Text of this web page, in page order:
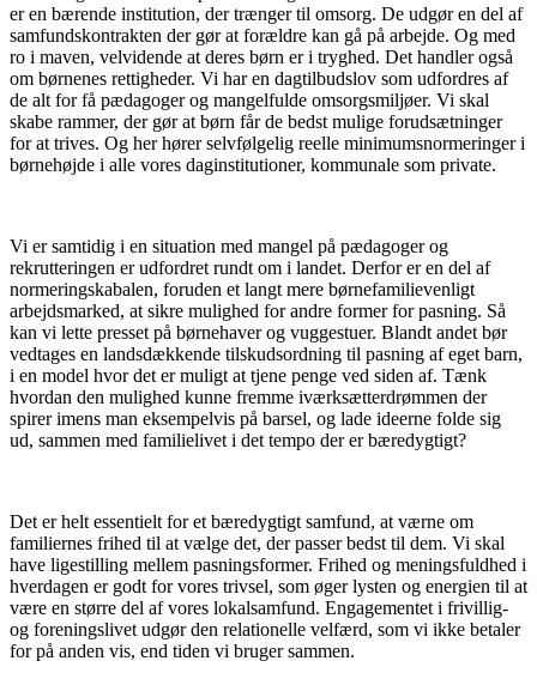
er en bærende institution, der trænger til omsorg. De udgør en del af
samfundskontrakten der gør at forældre kan gå på arbejde. Og med
ro i maven, velvidende at deres børn er i tryghed. Det handler også
om børnenes rettigheder. Vi har en dagtilbudslov som udfordres af
de alt for få pædagoger og mangelfulde omsorgsmiljøer. Vi skal
skabe rammer, der gør at børn får de bedst mulige forudsætninger
for at trives. Og her hører selvfølgelig reelle minimumsnormeringer i
børnehøjde i alle vores daginstitutioner, kommunale som private.
Vi er samtidig i en situation med mangel på pædagoger og
rekrutteringen er udfordret rundt om i landet. Derfor er en del af
normeringskabalen, foruden et langt mere børnefamilievenligt
arbejdsmarked, at sikre mulighed for andre former for pasning. Så
kan vi lette presset på børnehaver og vuggestuer. Blandt andet bør
vedtages en landsdækkende tilskudsordning til pasning af eget barn,
i en model hvor det er muligt at tjene penge ved siden af. Tænk
hvordan den mulighed kunne fremme iværksætterdrømmen der
spirer imens man eksempelvis på barsel, og lade ideerne folde sig
ud, sammen med familielivet i det tempo der er bæredygtigt?
Det er helt essentielt for et bæredygtigt samfund, at værne om
familiernes frihed til at vælge det, der passer bedst til dem. Vi skal
have ligestilling mellem pasningsformer. Frihed og meningsfuldhed i
hverdagen er godt for vores trivsel, som øger lysten og energien til at
være en større del af vores lokalsamfund. Engagementet i frivillig-
og foreningslivet udgør den relationelle velfærd, som vi ikke betaler
for på anden vis, end tiden vi bruger sammen.